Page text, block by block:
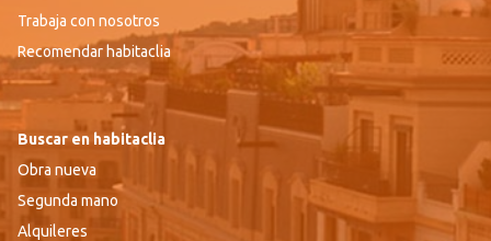
Trabaja con nosotros
Recomendar habitaclia
Buscar en habitaclia
Obra nueva
Segunda mano
Alquileres